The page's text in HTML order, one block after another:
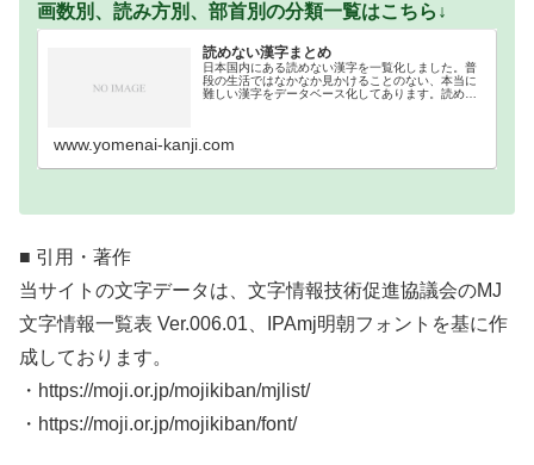
画数別、読み方別、部首別の分類一覧はこちら↓
読めない漢字まとめ
日本国内にある読めない漢字を一覧化しました。普
段の生活ではなかなか見かけることのない、本当に
難しい漢字をデータベース化してあります。読めな
www.yomenai-kanji.com
■ 引用・著作
当サイトの文字データは、文字情報技術促進協議会のMJ
文字情報一覧表 Ver.006.01、IPAmj明朝フォントを基に作
成しております。
・https://moji.or.jp/mojikiban/mjlist/
・https://moji.or.jp/mojikiban/font/